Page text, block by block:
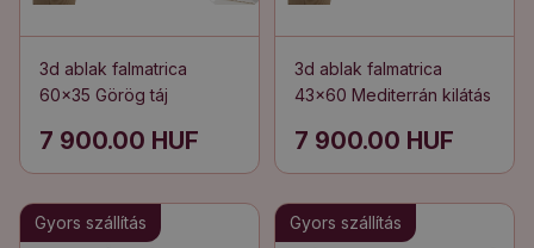
3d ablak falmatrica
60x35 Görög táj
7 900.00 HUF
3d ablak falmatrica
43x60 Mediterrán kilátás
7 900.00 HUF
Gyors szállítás Gyors szállítás